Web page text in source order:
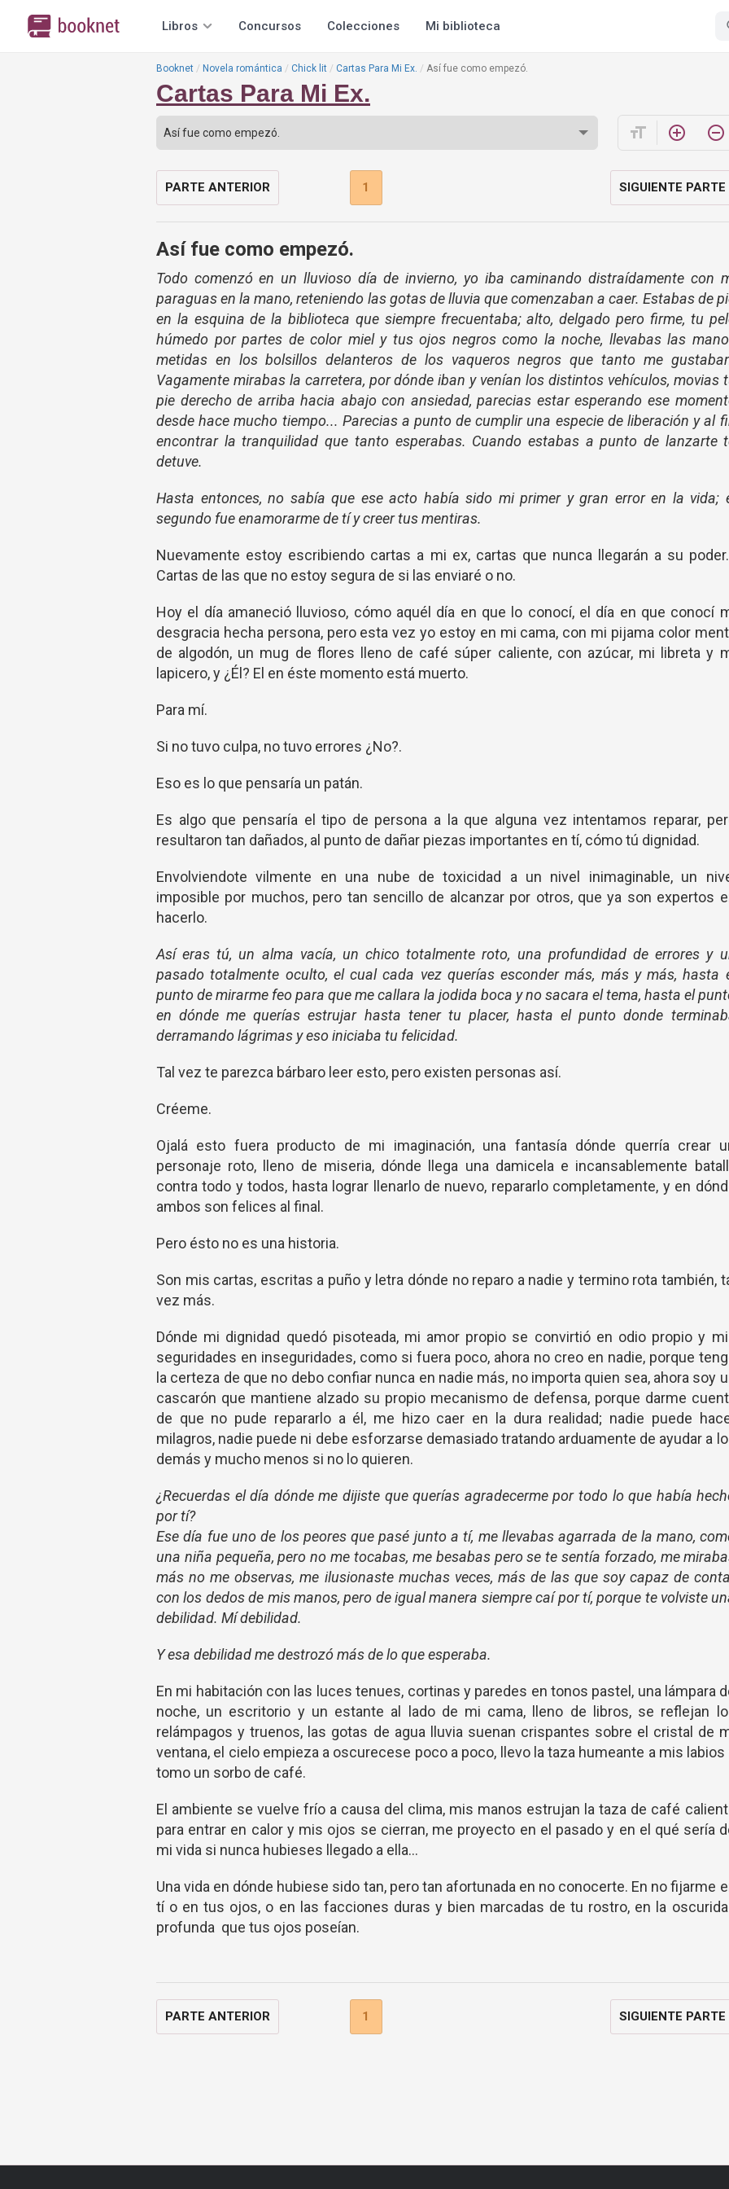
Libros Concursos Colecciones Mi biblioteca
Booknet Novela romántica Chick lit Cartas Para Mi Ex. Así fue como empezó.
Cartas Para Mi Ex.
format_size add_circle_outline remove_circle_outline
PARTE ANTERIOR 1 SIGUIENTE PARTE
Así fue como empezó.
Todo comenzó en un lluvioso día de invierno, yo iba caminando distraídamente con
paraguas en la mano, reteniendo las gotas de lluvia que comenzaban a caer. Estabas de
en la esquina de la biblioteca que siempre frecuentaba; alto, delgado pero firme, tu
húmedo por partes de color miel y tus ojos negros como la noche, llevabas las
metidas en los bolsillos delanteros de los vaqueros negros que tanto me
Vagamente mirabas la carretera, por dónde iban y venían los distintos vehículos, movias
pie derecho de arriba hacia abajo con ansiedad, parecias estar esperando ese
desde hace mucho tiempo... Parecias a punto de cumplir una especie de liberación y al
encontrar la tranquilidad que tanto esperabas. Cuando estabas a punto de lanzarte
detuve.
Hasta entonces, no sabía que ese acto había sido mi primer y gran error en la vida;
segundo fue enamorarme de tí y creer tus mentiras.
Nuevamente estoy escribiendo cartas a mi ex, cartas que nunca llegarán a su
Cartas de las que no estoy segura de si las enviaré o no.
Hoy el día amaneció lluvioso, cómo aquél día en que lo conocí, el día en que conocí
desgracia hecha persona, pero esta vez yo estoy en mi cama, con mi pijama color
de algodón, un mug de flores lleno de café súper caliente, con azúcar, mi libreta y
lapicero, y ¿Él? El en éste momento está muerto.
Para mí.
Si no tuvo culpa, no tuvo errores ¿No?.
Eso es lo que pensaría un patán.
Es algo que pensaría el tipo de persona a la que alguna vez intentamos reparar,
resultaron tan dañados, al punto de dañar piezas importantes en tí, cómo tú dignidad.
Envolviendote vilmente en una nube de toxicidad a un nivel inimaginable, un
imposible por muchos, pero tan sencillo de alcanzar por otros, que ya son expertos
hacerlo.
Así eras tú, un alma vacía, un chico totalmente roto, una profundidad de errores y
pasado totalmente oculto, el cual cada vez querías esconder más, más y más, hasta
punto de mirarme feo para que me callara la jodida boca y no sacara el tema, hasta el
en dónde me querías estrujar hasta tener tu placer, hasta el punto donde
derramando lágrimas y eso iniciaba tu felicidad.
Tal vez te parezca bárbaro leer esto, pero existen personas así.
Créeme.
Ojalá esto fuera producto de mi imaginación, una fantasía dónde querría crear
personaje roto, lleno de miseria, dónde llega una damicela e incansablemente
contra todo y todos, hasta lograr llenarlo de nuevo, repararlo completamente, y en
ambos son felices al final.
Pero ésto no es una historia.
Son mis cartas, escritas a puño y letra dónde no reparo a nadie y termino rota también,
vez más.
Dónde mi dignidad quedó pisoteada, mi amor propio se convirtió en odio propio y
seguridades en inseguridades, como si fuera poco, ahora no creo en nadie, porque
la certeza de que no debo confiar nunca en nadie más, no importa quien sea, ahora soy
cascarón que mantiene alzado su propio mecanismo de defensa, porque darme
de que no pude repararlo a él, me hizo caer en la dura realidad; nadie puede
milagros, nadie puede ni debe esforzarse demasiado tratando arduamente de ayudar a
demás y mucho menos si no lo quieren.
¿Recuerdas el día dónde me dijiste que querías agradecerme por todo lo que había
por tí?
Ese día fue uno de los peores que pasé junto a tí, me llevabas agarrada de la mano,
una niña pequeña, pero no me tocabas, me besabas pero se te sentía forzado, me
más no me observas, me ilusionaste muchas veces, más de las que soy capaz de
con los dedos de mis manos, pero de igual manera siempre caí por tí, porque te volviste
debilidad. Mí debilidad.
Y esa debilidad me destrozó más de lo que esperaba.
En mi habitación con las luces tenues, cortinas y paredes en tonos pastel, una lámpara
noche, un escritorio y un estante al lado de mi cama, lleno de libros, se reflejan
relámpagos y truenos, las gotas de agua lluvia suenan crispantes sobre el cristal de
ventana, el cielo empieza a oscurecese poco a poco, llevo la taza humeante a mis labios
tomo un sorbo de café.
El ambiente se vuelve frío a causa del clima, mis manos estrujan la taza de café
para entrar en calor y mis ojos se cierran, me proyecto en el pasado y en el qué sería
mi vida si nunca hubieses llegado a ella...
Una vida en dónde hubiese sido tan, pero tan afortunada en no conocerte. En no fijarme
tí o en tus ojos, o en las facciones duras y bien marcadas de tu rostro, en la
profunda que tus ojos poseían.
PARTE ANTERIOR 1 SIGUIENTE PARTE